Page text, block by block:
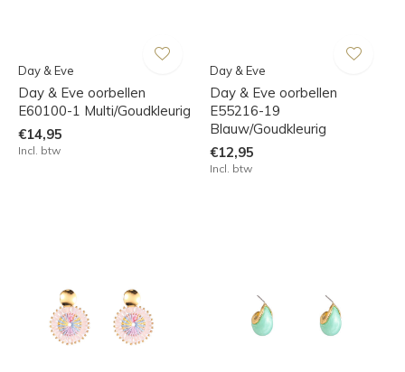
Day & Eve
Day & Eve oorbellen
E60100-1 Multi/Goudkleurig
€14,95
Incl. btw
Day & Eve
Day & Eve oorbellen
E55216-19
Blauw/Goudkleurig
€12,95
Incl. btw